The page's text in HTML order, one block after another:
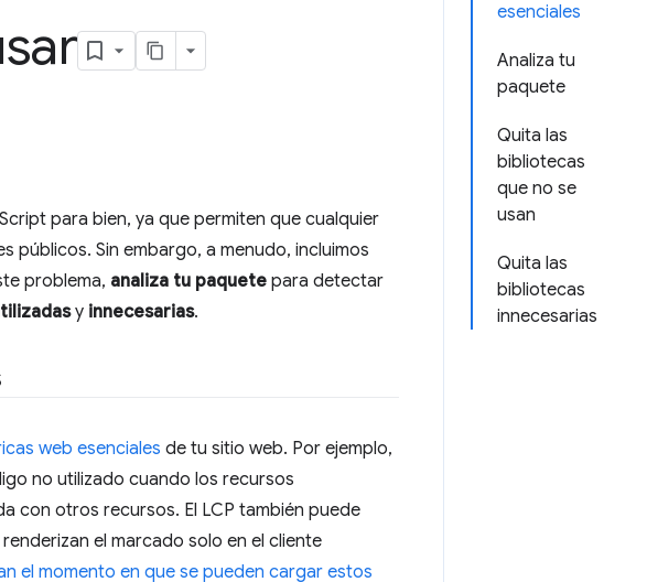
esenciales
Analiza tu
paquete
Quita las
bibliotecas
que no se
usan
Quita las
bibliotecas
innecesarias
para bien, ya que permiten que cualquier
públicos. Sin embargo, a menudo, incluimos
problema, analiza tu paquete para detectar
y innecesarias.
web esenciales de tu sitio web. Por ejemplo,
no utilizado cuando los recursos
con otros recursos. El LCP también puede
el marcado solo en el cliente
el momento en que se pueden cargar estos